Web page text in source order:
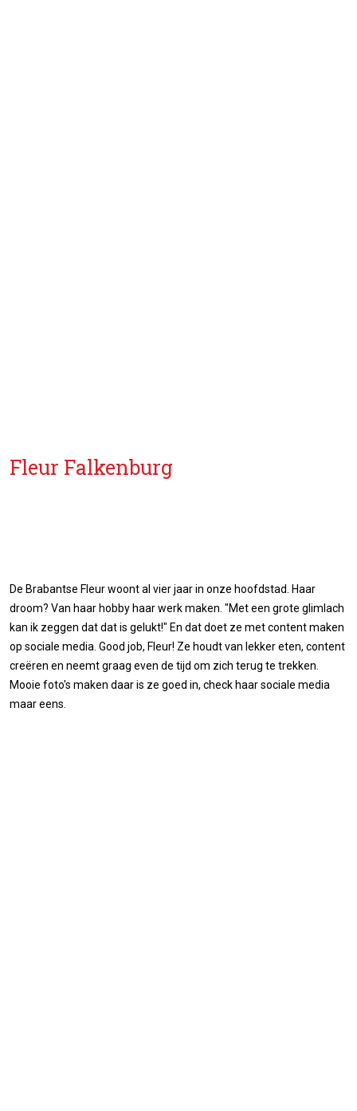
Fleur Falkenburg
De Brabantse Fleur woont al vier jaar in onze hoofdstad. Haar
droom? Van haar hobby haar werk maken. "Met een grote glimlach
kan ik zeggen dat dat is gelukt!" En dat doet ze met content maken
op sociale media. Good job, Fleur! Ze houdt van lekker eten, content
creëren en neemt graag even de tijd om zich terug te trekken.
Mooie foto's maken daar is ze goed in, check haar sociale media
maar eens.